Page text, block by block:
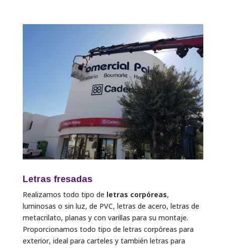
Letras fresadas
Realizamos todo tipo de letras corpóreas,
luminosas o sin luz, de PVC, letras de acero, letras de
metacrilato, planas y con varillas para su montaje.
Proporcionamos todo tipo de letras corpóreas para
exterior, ideal para carteles y también letras para